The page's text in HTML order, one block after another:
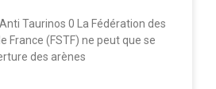
Taurinos 0 La Fédération des
France (FSTF) ne peut que se
des arènes